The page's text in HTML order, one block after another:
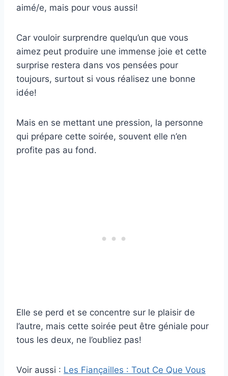
aimé/e, mais pour vous aussi!
Car vouloir surprendre quelqu’un que vous
aimez peut produire une immense joie et cette
surprise restera dans vos pensées pour
toujours, surtout si vous réalisez une bonne
idée!
Mais en se mettant une pression, la personne
qui prépare cette soirée, souvent elle n’en
profite pas au fond.
Elle se perd et se concentre sur le plaisir de
l’autre, mais cette soirée peut être géniale pour
tous les deux, ne l’oubliez pas!
Voir aussi : Les Fiançailles : Tout Ce Que Vous